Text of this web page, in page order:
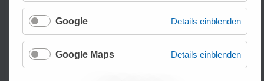
Google Details einblenden
Google Maps Details einblenden